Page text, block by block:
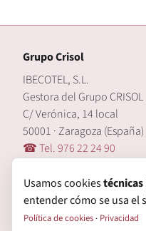
Grupo Crisol
IBECOTEL, S.L.
Gestora del Grupo CRISOL
C/ Verónica, 14 local
50001 · Zaragoza (España)
☎ Tel. 976 22 24 90
© Grupo Crisol, 2026 —
Usamos cookiestécnicas
entender cómo se usa el
Política de cookies · Privacidad